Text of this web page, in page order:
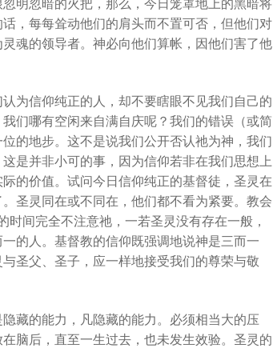
volume.
，每每耸动他们的肩头而不置可否，但他们对
魂的领导者。神必向他们算帐，因他们害了他
为信仰纯正的人，却不要瞎眼不见我们自己的
们哪有空闲来自满自庆呢？我们的错误（或简
的地步。这不是说我们公开否认祂为神，我们
是并非小可的事，因为信仰若非在我们思想上
的价值。试问今日信仰纯正的基督徒，圣灵在
圣灵同在或不同在，他们都不看为紧要。教会
时间完全不注意祂，一若圣灵没有存在一般，
的人。基督教的信仰既强调地说神是三而一
圣父、圣子，应一样地接受我们的尊荣与敬
藏的能力，凡隐藏的能力。必须相当大的压
脑后，直至一生过去，也未发生效验。圣灵的